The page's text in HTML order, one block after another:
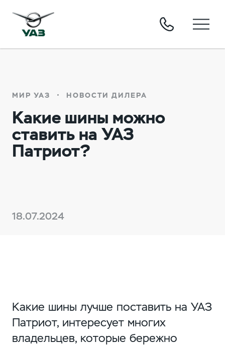
МИР УАЗ НОВОСТИ ДИЛЕРА
Какие шины можно
ставить на УАЗ
Патриот?
18.07.2024
Какие шины лучше поставить на УАЗ
Патриот, интересует многих
владельцев, которые бережно